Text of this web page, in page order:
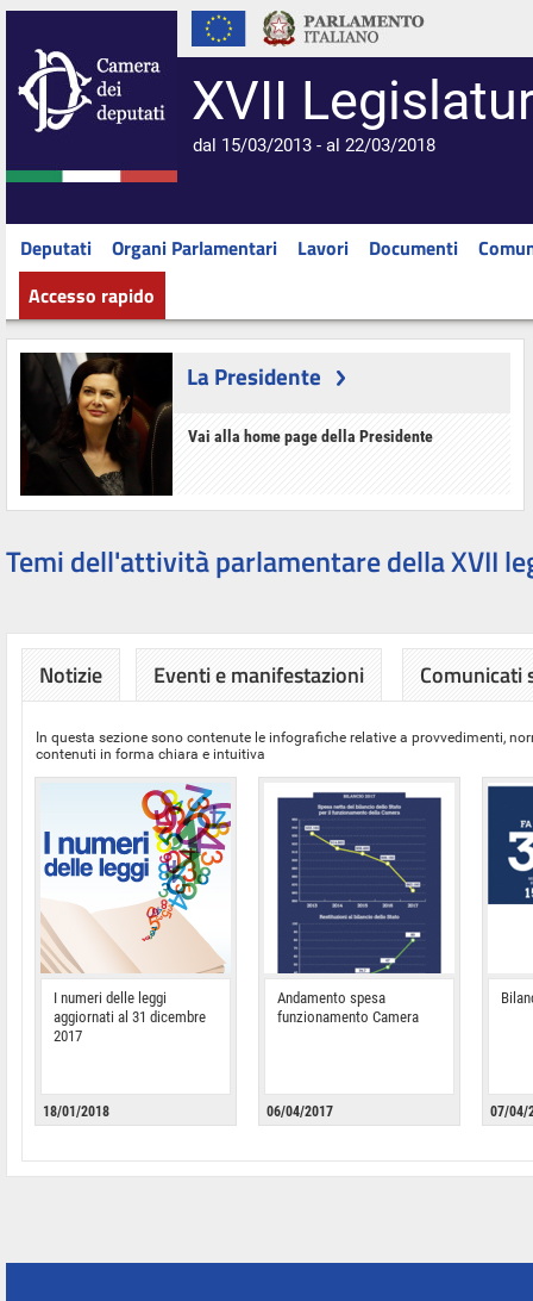
XVII
dal 15/03/2013 - al 22/03/2018
Deputati Organi Parlamentari Lavori Documenti
Accesso rapido
La Presidente
Vai alla home page della Presidente
Temi dell'attività parlamentare della XVII
Notizie Eventi e manifestazioni Comunicati
In questa sezione sono contenute le infografiche relative a provvedimenti,
contenuti in forma chiara e intuitiva
I numeri delle leggi
aggiornati al 31 dicembre
2017
18/01/2018
Andamento spesa
funzionamento Camera
06/04/2017 07/04/